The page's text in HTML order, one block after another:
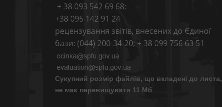
+ 38 093 542 69 68;
+38 095 142 91 24
рецензування звітів, внесених до Єдиної
бази: (044) 200-34-20; + 38 099 756 63 51
Сукупний розмір файлів, що вкладені до листа,
не має перевищувати 11 Мб